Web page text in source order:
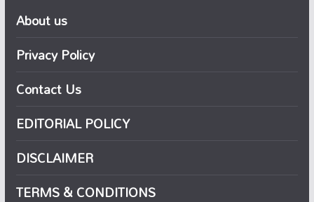
About us
Privacy Policy
Contact Us
EDITORIAL POLICY
DISCLAIMER
TERMS & CONDITIONS